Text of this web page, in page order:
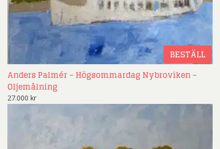
BESTÄLL
Anders Palmér – Högsommardag Nybroviken –
Oljemålning
27.000 kr